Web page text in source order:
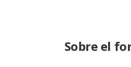
Sobre el